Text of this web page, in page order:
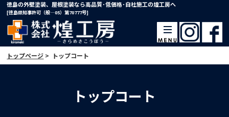
徳島の外壁塗装、屋根塗装なら高品質･低価格･自社施工の煌工房へ
[徳島県知事許可（般―05）第70777号]
トップページ > トップコート
トップコート